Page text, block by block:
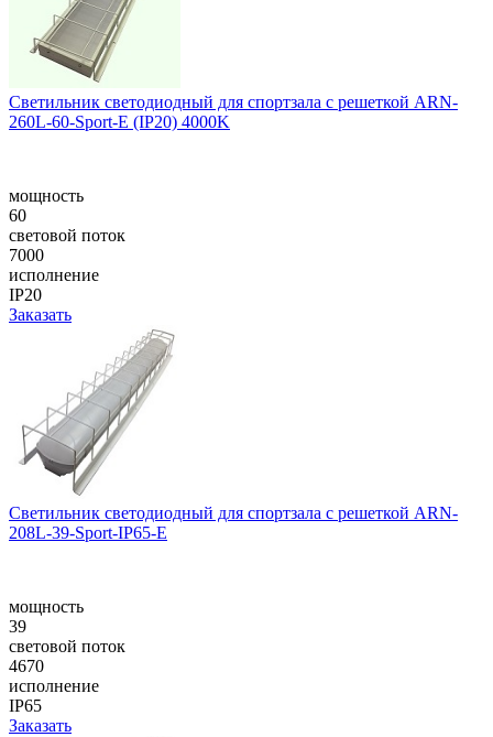
Светильник светодиодный для спортзала с решеткой ARN-
260L-60-Sport-E (IP20) 4000K
мощность
60
световой поток
7000
исполнение
IP20
Заказать
Светильник светодиодный для спортзала с решеткой ARN-
208L-39-Sport-IP65-E
мощность
39
световой поток
4670
исполнение
IP65
Заказать